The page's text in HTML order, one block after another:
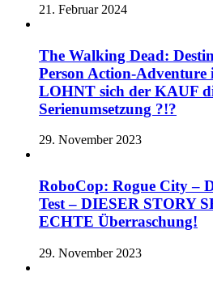
21. Februar 2024
The Walking Dead:
Person Action-Adventure
LOHNT sich der KAUF
Serienumsetzung ?!?
29. November 2023
RoboCop: Rogue City –
Test – DIESER STORY
ECHTE Überraschung!
29. November 2023